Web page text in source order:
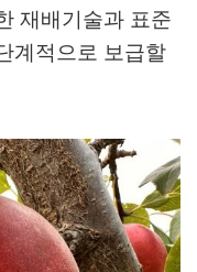
재배기술과 표준
계적으로 보급할